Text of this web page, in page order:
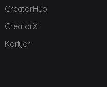
CreatorHub
CreatorX
Kariyer